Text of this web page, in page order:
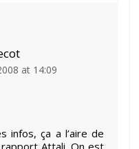
at 14:09
infos, ça a l’aire de
Attali. On est